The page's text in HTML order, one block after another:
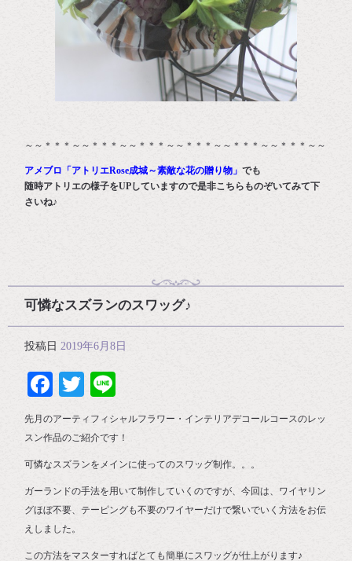
～～＊＊＊～～＊＊＊～～＊＊＊～～＊＊＊～～＊＊＊～～＊＊＊～～
アメブロ「アトリエRose成城～素敵な花の贈り物」でも
随時アトリエの様子をUPしていますので是非こちらものぞいてみて下
さいね♪
可憐なスズランのスワッグ♪
投稿日 2019年6月8日
Facebook
Twitter
先月のアーティフィシャルフラワー・インテリアデコールコースのレッ
スン作品のご紹介です！
可憐なスズランをメインに使ってのスワッグ制作。。。
ガーランドの手法を用いて制作していくのですが、今回は、ワイヤリン
グほぼ不要、テーピングも不要のワイヤーだけで繋いでいく方法をお伝
えしました。
この方法をマスターすればとても簡単にスワッグが仕上がります♪